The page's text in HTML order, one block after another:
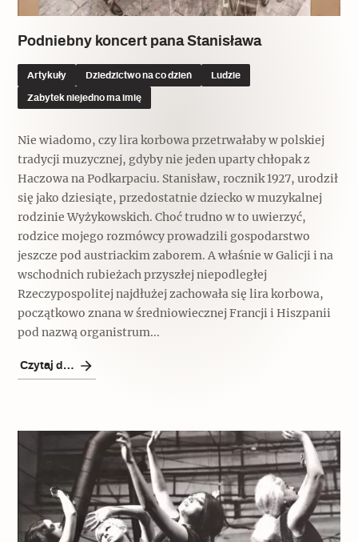
Popularne
Zabierz mapę na wakacje!
Podniebny koncert pana Stanisława
Artykuły Dziedzictwo na co dzień Ludzie
Zabytek niejedno ma imię
Nie wiadomo, czy lira korbowa przetrwałaby w polskiej
tradycji muzycznej, gdyby nie jeden uparty chłopak z
Haczowa na Podkarpaciu. Stanisław, rocznik 1927, urodził
się jako dziesiąte, przedostatnie dziecko w muzykalnej
rodzinie Wyżykowskich. Choć trudno w to uwierzyć,
rodzice mojego rozmówcy prowadzili gospodarstwo
jeszcze pod austriackim zaborem. A właśnie w Galicji i na
wschodnich rubieżach przyszłej niepodległej
Rzeczypospolitej najdłużej zachowała się lira korbowa,
początkowo znana w średniowiecznej Francji i Hiszpanii
pod nazwą organistrum...
Czytaj dalej